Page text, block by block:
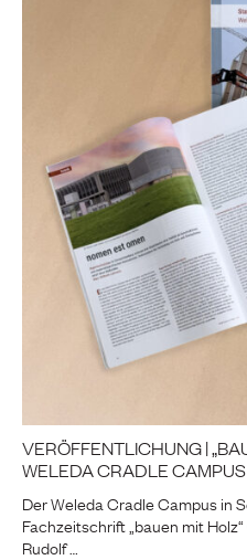
VERÖFFENTLICHUNG |
WELEDA CRADLE
Der Weleda Cradle Campus in
Fachzeitschrift „bauen mit
Rudolf …